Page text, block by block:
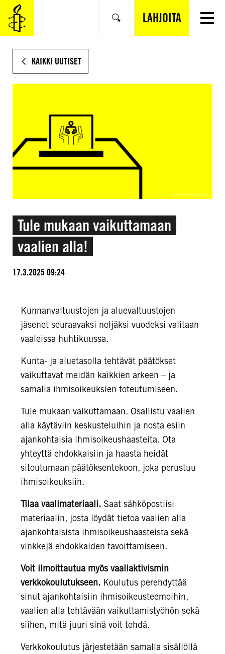
SIIRRY
VARSINAISEEN
SISÄLTÖÖN
Hae LAHJOITA
KAIKKI UUTISET
Tule mukaan vaikuttamaan
vaalien alla!
17.3.2025 09:24
Kunnanvaltuustojen ja aluevaltuustojen
jäsenet seuraavaksi neljäksi vuodeksi valitaan
vaaleissa huhtikuussa.
Kunta- ja aluetasolla tehtävät päätökset
vaikuttavat meidän kaikkien arkeen – ja
samalla ihmisoikeuksien toteutumiseen.
Tule mukaan vaikuttamaan. Osallistu vaalien
alla käytäviin keskusteluihin ja nosta esiin
ajankohtaisia ihmisoikeushaasteita. Ota
yhteyttä ehdokkaisiin ja haasta heidät
sitoutumaan päätöksentekoon, joka perustuu
ihmisoikeuksiin.
Tilaa vaalimateriaali. Saat sähköpostiisi
materiaalin, josta löydät tietoa vaalien alla
ajankohtaisista ihmisoikeushaasteista sekä
vinkkejä ehdokkaiden tavoittamiseen.
Voit ilmoittautua myös vaaliaktivismin
verkkokoulutukseen. Koulutus perehdyttää
sinut ajankohtaisiin ihmisoikeusteemoihin,
vaalien alla tehtävään vaikuttamistyöhön sekä
siihen, mitä juuri sinä voit tehdä.
Verkkokoulutus järjestetään samalla sisällöllä